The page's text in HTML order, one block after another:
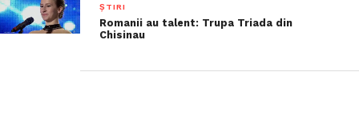
ȘTIRI
Romanii au talent: Trupa Triada din
Chisinau